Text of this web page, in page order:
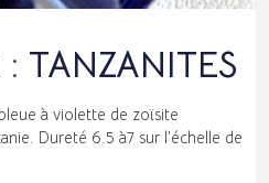
TANZANITES
à violette de zoïsite
Dureté 6.5 à7 sur l’échelle de